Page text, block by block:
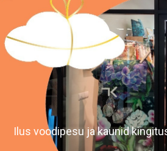
Ilus voodipesu ja kaunid